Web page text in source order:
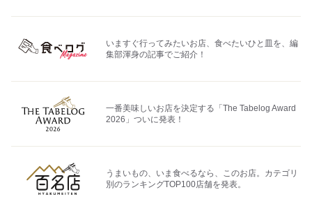
いますぐ行ってみたいお店、食べたいひと皿を、編
集部渾身の記事でご紹介！
一番美味しいお店を決定する「The Tabelog Award
2026」ついに発表！
うまいもの、いま食べるなら、このお店。カテゴリ
別のランキングTOP100店舗を発表。